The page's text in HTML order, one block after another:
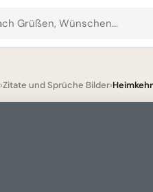
›Zitate und Sprüche Bilder›